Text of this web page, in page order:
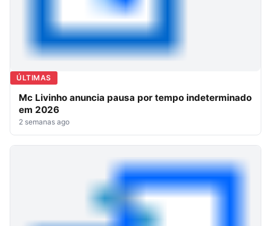
ÚLTIMAS
Mc Livinho anuncia pausa por tempo indeterminado
em 2026
2 semanas ago